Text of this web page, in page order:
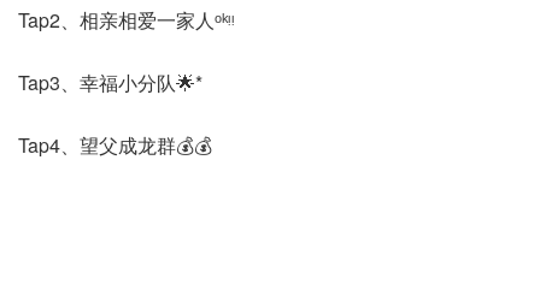
Tap2、相亲相爱一家人ᵒᵏᵎᵎ
Tap3、幸福小分队🌟*
Tap4、望父成龙群💰💰